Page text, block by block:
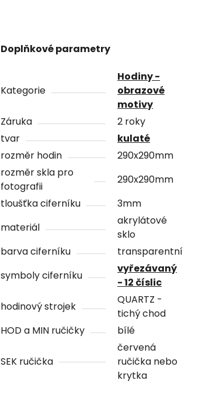
Doplňkové parametry
Kategorie
Hodiny -
obrazové
motivy
Záruka
2 roky
tvar
kulaté
rozměr hodin
290x290mm
rozměr skla pro
fotografii
290x290mm
tloušťka ciferníku
3mm
materiál
akrylátové
sklo
barva ciferníku
transparentní
symboly ciferníku
vyřezávaný
- 12 číslic
hodinový strojek
QUARTZ -
tichý chod
HOD a MIN ručičky
bílé
SEK ručička
červená
ručička nebo
krytka